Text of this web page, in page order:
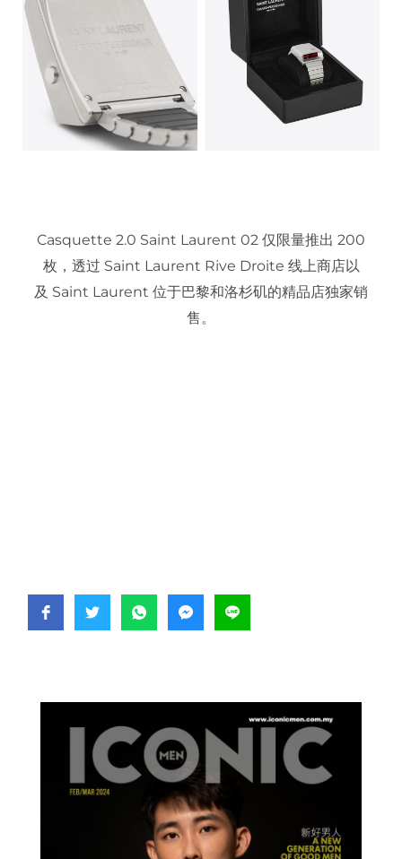
Casquette 2.0 Saint Laurent 02 仅限量推出 200
枚，透过 Saint Laurent Rive Droite 线上商店以
及 Saint Laurent 位于巴黎和洛杉矶的精品店独家销
售。